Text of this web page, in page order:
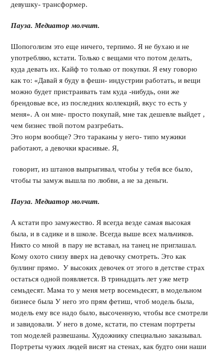
девушку- трансформер.
Пауза. Медиатор молчит.
Шопоголизм это еще ничего, терпимо. Я не бухаю и не
употребляю, кстати. Только с вещами что потом делать,
куда девать их. Кайф то только от покупки. Я ему говорю
как то: «Давай я буду в фешн- индустрии работать, и вещи
можно будет пристраивать там куда -нибудь, они же
брендовые все, из последних коллекций, вкус то есть у
меня». А он мне- просто покупай, мне так дешевле выйдет ,
чем бизнес твой потом разгребать.
Это норм вообще? Это тараканы у него- типо мужики
работают, а девочки красивые. Я,
говорит, из штанов выпрыгивал, чтобы у тебя все было,
чтобы ты замуж вышла по любви, а не за деньги.
Пауза. Медиатор молчит.
А кстати про замужество. Я всегда везде самая высокая
была, и в садике и в школе. Всегда выше всех мальчиков.
Никто со мной в пару не вставал, на танец не приглашал.
Кому охото снизу вверх на девочку смотреть. Это как
буллинг прямо. У высоких девочек от этого в детстве страх
остаться одной появляется. В тринадцать лет уже метр
семьдесят. Мама то у меня метр восемьдесят, в модельном
бизнесе была У него это прям фетиш, чтоб модель была,
модель ему все надо было, высоченную, чтобы все смотрели
и завидовали. У него в доме, кстати, по стенам портреты
топ моделей развешаны. Художнику специально заказывал.
Портреты чужих людей висят на стенах, как будто они наши